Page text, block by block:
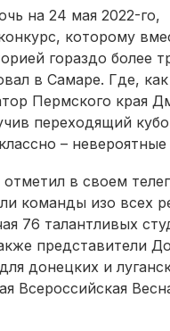
на 24 мая 2022-го,
которому
гораздо более
в Самаре. Где, как
Пермского края
переходящий
–
отметил в своем
команды изо всех
76 талантливых
представители
донецких и
Всероссийская